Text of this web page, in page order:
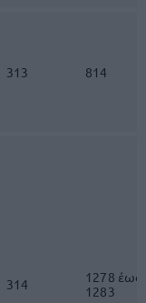
313 814
314
1278 έως
1283